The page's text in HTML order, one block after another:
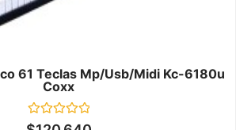
61 Teclas Mp/usb/midi Kc-6180u
Coxx
Valorado